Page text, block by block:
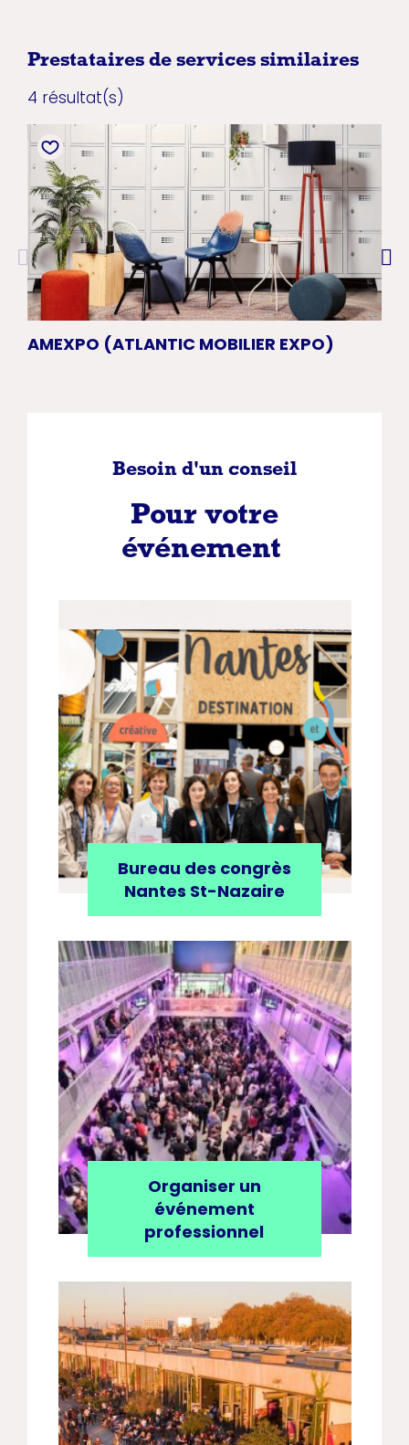
Prestataires de services similaires
4 résultat(s)
AMEXPO (ATLANTIC MOBILIER EXPO)
Besoin d'un conseil
Pour votre
événement
Bureau des congrès
Nantes St-Nazaire
Organiser un
événement
professionnel